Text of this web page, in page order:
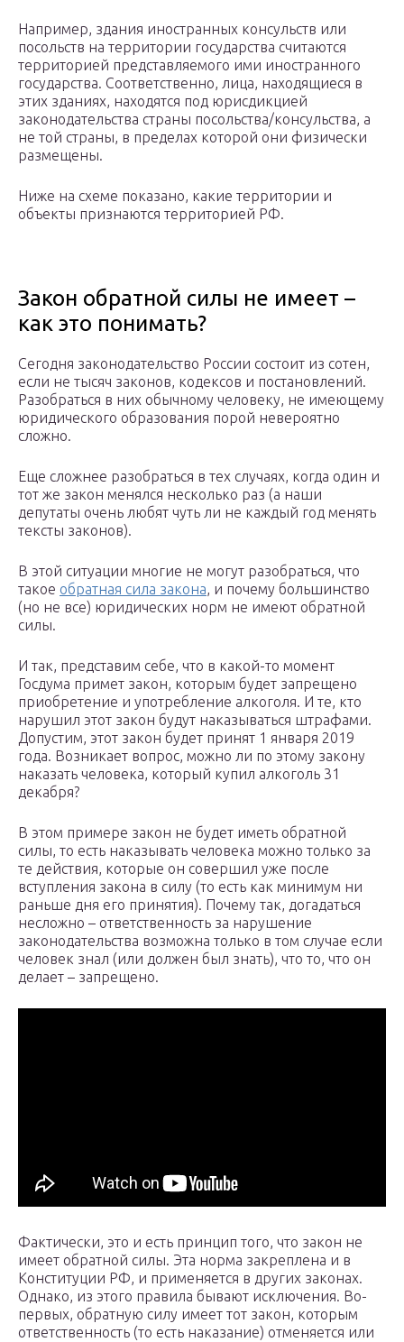
Например, здания иностранных консульств или
посольств на территории государства считаются
территорией представляемого ими иностранного
государства. Соответственно, лица, находящиеся в
этих зданиях, находятся под юрисдикцией
законодательства страны посольства/консульства, а
не той страны, в пределах которой они физически
размещены.
Ниже на схеме показано, какие территории и
объекты признаются территорией РФ.
Закон обратной силы не имеет –
как это понимать?
Сегодня законодательство России состоит из сотен,
если не тысяч законов, кодексов и постановлений.
Разобраться в них обычному человеку, не имеющему
юридического образования порой невероятно
сложно.
Еще сложнее разобраться в тех случаях, когда один и
тот же закон менялся несколько раз (а наши
депутаты очень любят чуть ли не каждый год менять
тексты законов).
В этой ситуации многие не могут разобраться, что
такое обратная сила закона, и почему большинство
(но не все) юридических норм не имеют обратной
силы.
И так, представим себе, что в какой-то момент
Госдума примет закон, которым будет запрещено
приобретение и употребление алкоголя. И те, кто
нарушил этот закон будут наказываться штрафами.
Допустим, этот закон будет принят 1 января 2019
года. Возникает вопрос, можно ли по этому закону
наказать человека, который купил алкоголь 31
декабря?
В этом примере закон не будет иметь обратной
силы, то есть наказывать человека можно только за
те действия, которые он совершил уже после
вступления закона в силу (то есть как минимум ни
раньше дня его принятия). Почему так, догадаться
несложно – ответственность за нарушение
законодательства возможна только в том случае если
человек знал (или должен был знать), что то, что он
делает – запрещено.
Фактически, это и есть принцип того, что закон не
имеет обратной силы. Эта норма закреплена и в
Конституции РФ, и применяется в других законах.
Однако, из этого правила бывают исключения. Во-
первых, обратную силу имеет тот закон, которым
ответственность (то есть наказание) отменяется или